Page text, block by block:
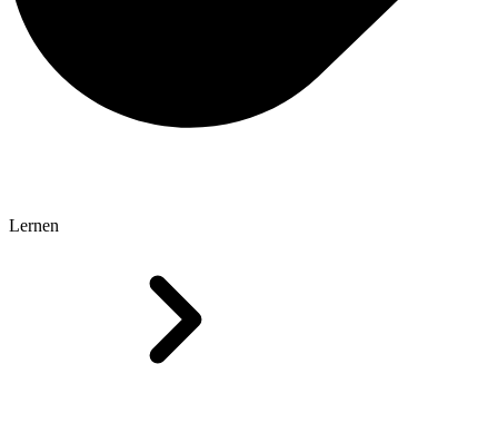
Lernen